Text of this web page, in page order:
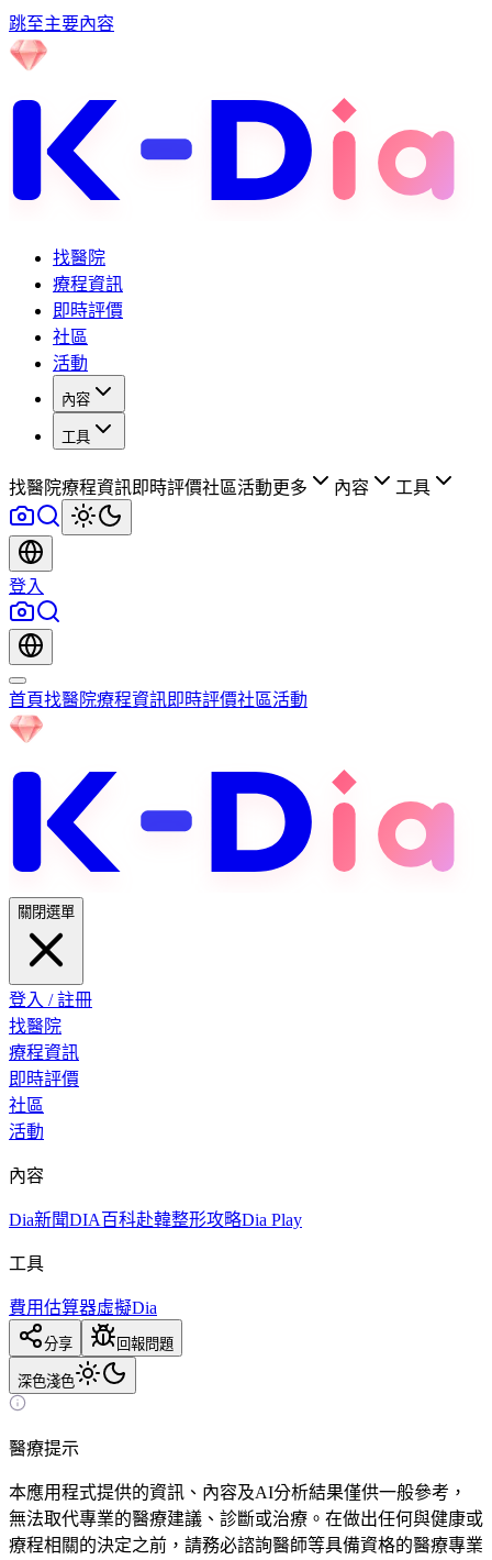
跳至主要內容
找醫院
療程資訊
即時評價
社區
活動
內容
工具
找醫院療程資訊即時評價社區活動更多 內容 工具
登入
首頁找醫院療程資訊即時評價社區活動
關閉選單
登入 / 註冊
找醫院
療程資訊
即時評價
社區
活動
內容
Dia新聞DIA百科赴韓整形攻略Dia Play
工具
費用估算器虛擬Dia
分享 回報問題
深色淺色
醫療提示
本應用程式提供的資訊、內容及AI分析結果僅供一般參考，
無法取代專業的醫療建議、診斷或治療。在做出任何與健康或
療程相關的決定之前，請務必諮詢醫師等具備資格的醫療專業